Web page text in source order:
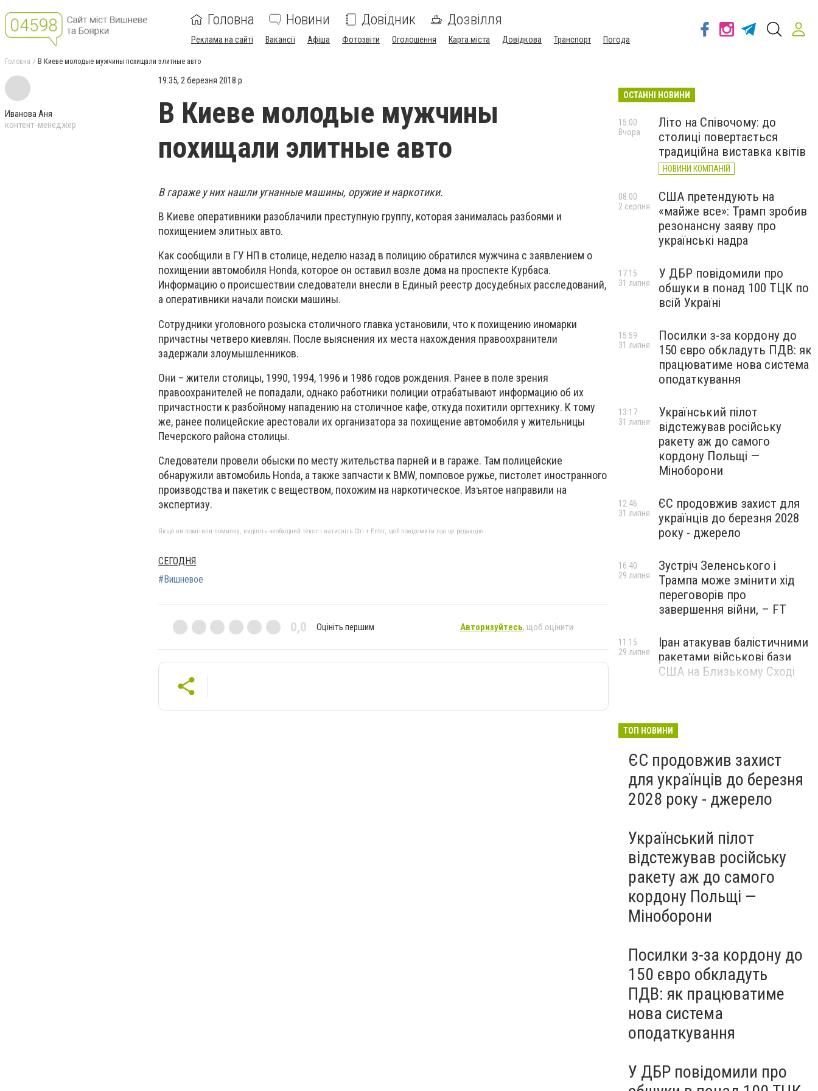
Головна Новини Довідник Дозвілля
Реклама на сайті Вакансії Афіша Фотозвіти Оголошення Карта міста Довідкова Транспорт Погода
Головна В Киеве молодые мужчины похищали элитные авто
Иванова Аня
контент-менеджер
19:35, 2 березня 2018 р.
В Киеве молодые мужчины
похищали элитные авто
В гараже у них нашли угнанные машины, оружие и наркотики.
В Киеве оперативники разоблачили преступную группу, которая занималась разбоями и
похищением элитных авто.
Как сообщили в ГУ НП в столице, неделю назад в полицию обратился мужчина с заявлением о
похищении автомобиля Honda, которое он оставил возле дома на проспекте Курбаса.
Информацию о происшествии следователи внесли в Единый реестр досудебных расследований,
а оперативники начали поиски машины.
Сотрудники уголовного розыска столичного главка установили, что к похищению иномарки
причастны четверо киевлян. После выяснения их места нахождения правоохранители
задержали злоумышленников.
Они – жители столицы, 1990, 1994, 1996 и 1986 годов рождения. Ранее в поле зрения
правоохранителей не попадали, однако работники полиции отрабатывают информацию об их
причастности к разбойному нападению на столичное кафе, откуда похитили оргтехнику. К тому
же, ранее полицейские арестовали их организатора за похищение автомобиля у жительницы
Печерского района столицы.
Следователи провели обыски по месту жительства парней и в гараже. Там полицейские
обнаружили автомобиль Honda, а также запчасти к BMW, помповое ружье, пистолет иностранного
производства и пакетик с веществом, похожим на наркотическое. Изъятое направили на
экспертизу.
Якщо ви помітили помилку, виділіть необхідний текст і натисніть Ctrl + Enter, щоб повідомити про це редакцію
СЕГОДНЯ
#Вишневое
0,0 Оцініть першим Авторизуйтесь, щоб оцінити
ОСТАННІ НОВИНИ
Літо на Співочому: до
столиці повертається
традиційна виставка квітів
НОВИНИ КОМПАНІЙ
15:00
Вчора
США претендують на
«майже все»: Трамп зробив
резонансну заяву про
українські надра
08:00
2 серпня
У ДБР повідомили про
обшуки в понад 100 ТЦК по
всій Україні
17:15
31 липня
Посилки з-за кордону до
150 євро обкладуть ПДВ: як
працюватиме нова система
оподаткування
15:59
31 липня
Український пілот
відстежував російську
ракету аж до самого
кордону Польщі —
Міноборони
13:17
31 липня
ЄС продовжив захист для
українців до березня 2028
року - джерело
12:46
31 липня
Зустріч Зеленського і
Трампа може змінити хід
переговорів про
завершення війни, – FT
16:40
29 липня
Іран атакував балістичними
ракетами військові бази
США на Близькому Сході
11:15
29 липня
ТОП НОВИНИ
ЄС продовжив захист
для українців до березня
2028 року - джерело
Український пілот
відстежував російську
ракету аж до самого
кордону Польщі —
Міноборони
Посилки з-за кордону до
150 євро обкладуть
ПДВ: як працюватиме
нова система
оподаткування
У ДБР повідомили про